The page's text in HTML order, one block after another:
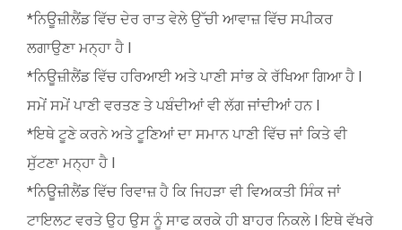
*ਨਿਊਜ਼ੀਲੈਂਡ ਵਿੱਚ ਦੇਰ ਰਾਤ ਵੇਲੇ ਉੱਚੀ ਆਵਾਜ਼ ਵਿੱਚ ਸਪੀਕਰ
ਲਗਾਉਣਾ ਮਨ੍ਹਾ ਹੈ l
*ਨਿਊਜ਼ੀਲੈਂਡ ਵਿੱਚ ਹਰਿਆਈ ਅਤੇ ਪਾਣੀ ਸਾਂਭ ਕੇ ਰੱਖਿਆ ਗਿਆ ਹੈ l
ਸਮੇਂ ਸਮੇਂ ਪਾਣੀ ਵਰਤਣ ਤੇ ਪਬੰਦੀਆਂ ਵੀ ਲੱਗ ਜਾਂਦੀਆਂ ਹਨ l
*ਇਥੇ ਟੂਣੇ ਕਰਨੇ ਅਤੇ ਟੂਣਿਆਂ ਦਾ ਸਮਾਨ ਪਾਣੀ ਵਿੱਚ ਜਾਂ ਕਿਤੇ ਵੀ
ਸੁੱਟਣਾ ਮਨ੍ਹਾ ਹੈ l
*ਨਿਊਜ਼ੀਲੈਂਡ ਵਿੱਚ ਰਿਵਾਜ਼ ਹੈ ਕਿ ਜਿਹੜਾ ਵੀ ਵਿਅਕਤੀ ਸਿੰਕ ਜਾਂ
ਟਾਇਲਟ ਵਰਤੇ ਉਹ ਉਸ ਨੂੰ ਸਾਫ ਕਰਕੇ ਹੀ ਬਾਹਰ ਨਿਕਲੇ l ਇਥੇ ਵੱਖਰੇ